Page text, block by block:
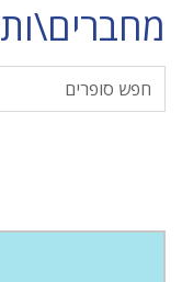
מחברים\ות